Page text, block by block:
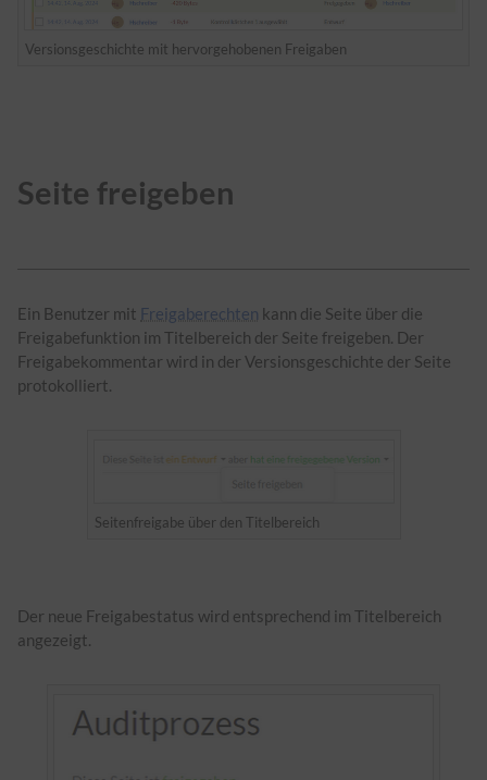
Versionsgeschichte mit hervorgehobenen Freigaben
Seite freigeben
Ein Benutzer mit Freigaberechten kann die Seite über die
Freigabefunktion im Titelbereich der Seite freigeben. Der
Freigabekommentar wird in der Versionsgeschichte der Seite
protokolliert.
Seitenfreigabe über den Titelbereich
Der neue Freigabestatus wird entsprechend im Titelbereich
angezeigt.